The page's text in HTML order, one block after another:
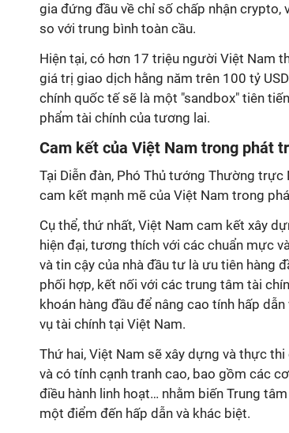
gia đứng đầu về chỉ số chấp nhận
so với trung bình toàn cầu.
Hiện tại, có hơn 17 triệu người Việt Nam
giá trị giao dịch hằng năm trên 100 tỷ
chính quốc tế sẽ là một "sandbox" tiên
phẩm tài chính của tương lai.
Cam kết của Việt Nam trong phát
Tại Diễn đàn, Phó Thủ tướng Thường
cam kết mạnh mẽ của Việt Nam trong
Cụ thể, thứ nhất, Việt Nam cam kết xây
hiện đại, tương thích với các chuẩn mực
và tin cậy của nhà đầu tư là ưu tiên hàng
phối hợp, kết nối với các trung tâm tài
khoán hàng đầu để nâng cao tính hấp
vụ tài chính tại Việt Nam.
Thứ hai, Việt Nam sẽ xây dựng và thực
và có tính cạnh tranh cao, bao gồm các
điều hành linh hoạt… nhằm biến Trung
một điểm đến hấp dẫn và khác biệt.